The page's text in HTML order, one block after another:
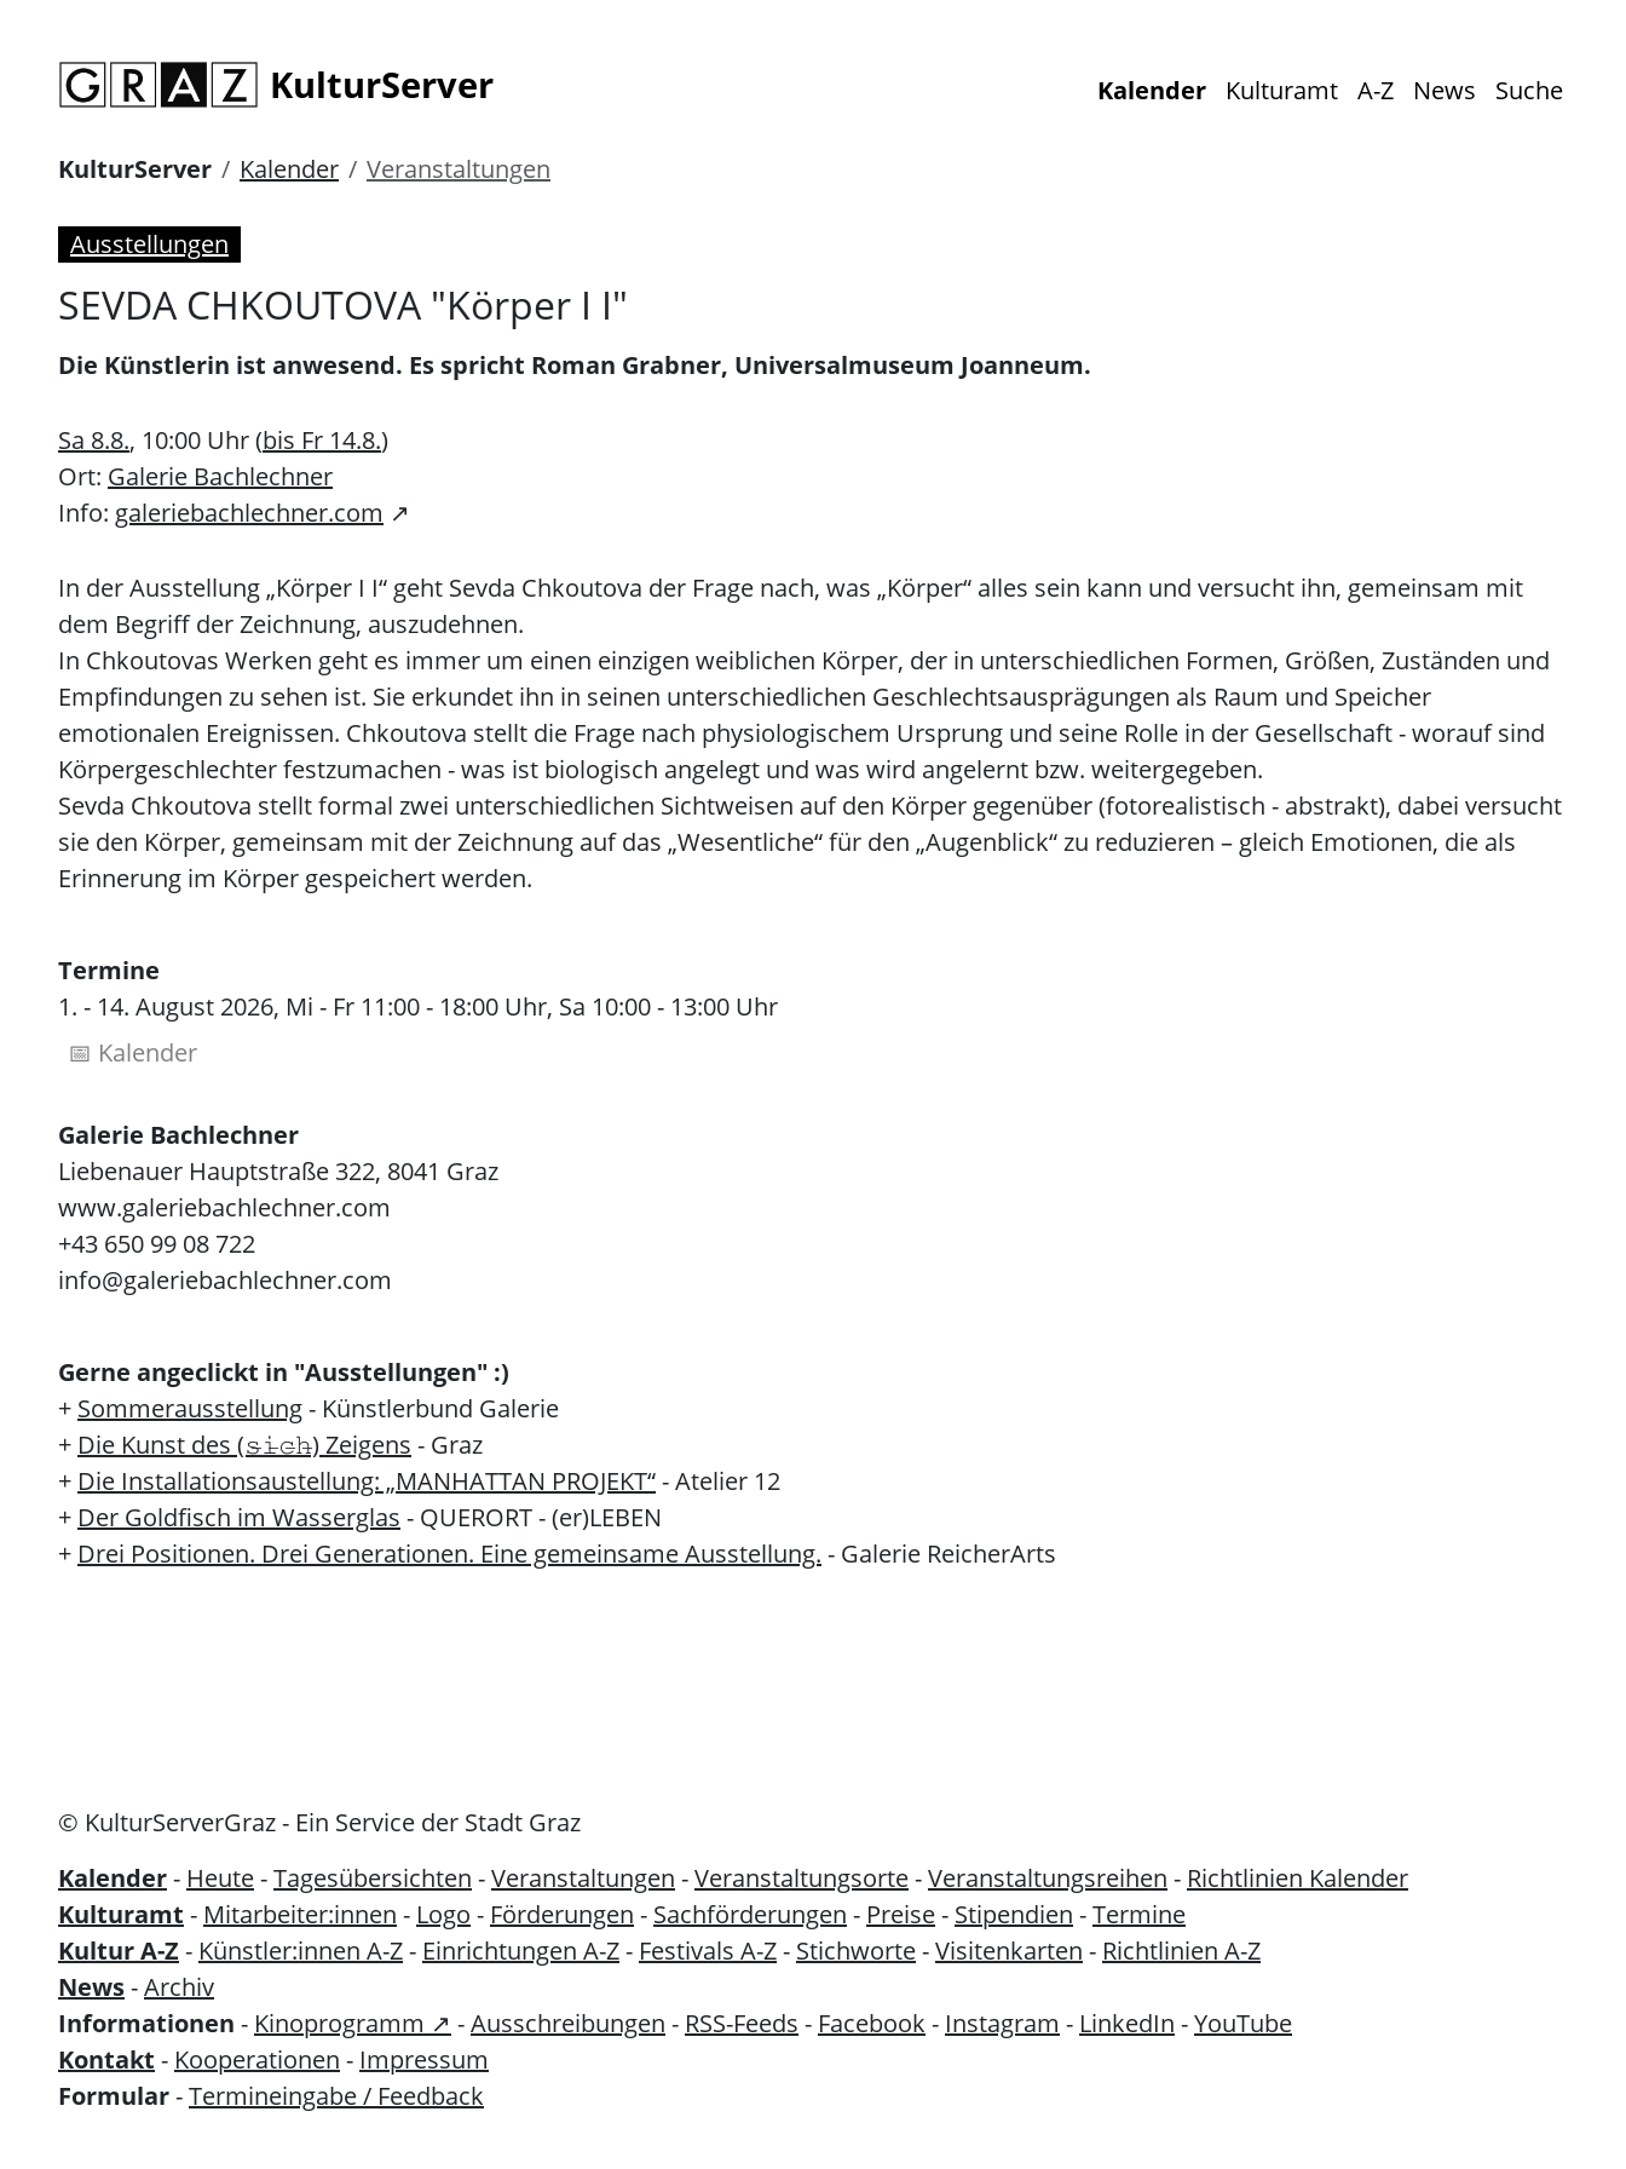
KulturServer Kalender Kulturamt A-Z News Suche
KulturServer Kalender Veranstaltungen
Ausstellungen
SEVDA CHKOUTOVA "Körper I I"
Die Künstlerin ist anwesend. Es spricht Roman Grabner, Universalmuseum Joanneum.
Sa 8.8., 10:00 Uhr (bis Fr 14.8.)
Ort: Galerie Bachlechner
Info: galeriebachlechner.com ↗
In der Ausstellung „Körper I I“ geht Sevda Chkoutova der Frage nach, was „Körper“ alles sein kann und versucht ihn, gemeinsam mit
dem Begriff der Zeichnung, auszudehnen.
In Chkoutovas Werken geht es immer um einen einzigen weiblichen Körper, der in unterschiedlichen Formen, Größen, Zuständen und
Empfindungen zu sehen ist. Sie erkundet ihn in seinen unterschiedlichen Geschlechtsausprägungen als Raum und Speicher
emotionalen Ereignissen. Chkoutova stellt die Frage nach physiologischem Ursprung und seine Rolle in der Gesellschaft - worauf sind
Körpergeschlechter festzumachen - was ist biologisch angelegt und was wird angelernt bzw. weitergegeben.
Sevda Chkoutova stellt formal zwei unterschiedlichen Sichtweisen auf den Körper gegenüber (fotorealistisch - abstrakt), dabei versucht
sie den Körper, gemeinsam mit der Zeichnung auf das „Wesentliche“ für den „Augenblick“ zu reduzieren – gleich Emotionen, die als
Erinnerung im Körper gespeichert werden.
Termine
1. - 14. August 2026, Mi - Fr 11:00 - 18:00 Uhr, Sa 10:00 - 13:00 Uhr
📅 Kalender
Galerie Bachlechner
Liebenauer Hauptstraße 322, 8041 Graz
www.galeriebachlechner.com
+43 650 99 08 722
info@galeriebachlechner.com
Gerne angeclickt in "Ausstellungen" :)
+ Sommerausstellung- Künstlerbund Galerie
+ Die Kunst des (𝚜̶𝚒̶𝚌̶𝚑̶) Zeigens - Graz
+ Die Installationsaustellung: „MANHATTAN PROJEKT“- Atelier 12
+ Der Goldfisch im Wasserglas - QUERORT - (er)LEBEN
+ Drei Positionen. Drei Generationen. Eine gemeinsame Ausstellung. - Galerie ReicherArts
© KulturServerGraz - Ein Service der Stadt Graz
Kalender- Heute-Tagesübersichten -Veranstaltungen -Veranstaltungsorte-Veranstaltungsreihen - Richtlinien Kalender
Kulturamt - Mitarbeiter:innen - Logo - Förderungen - Sachförderungen - Preise- Stipendien -Termine
Kultur A-Z- Künstler:innen A-Z- Einrichtungen A-Z- Festivals A-Z- Stichworte-Visitenkarten - Richtlinien A-Z
News-Archiv
Informationen - Kinoprogramm ↗ -Ausschreibungen - RSS-Feeds - Facebook - Instagram - LinkedIn -YouTube
Kontakt - Kooperationen - Impressum
Formular-Termineingabe / Feedback